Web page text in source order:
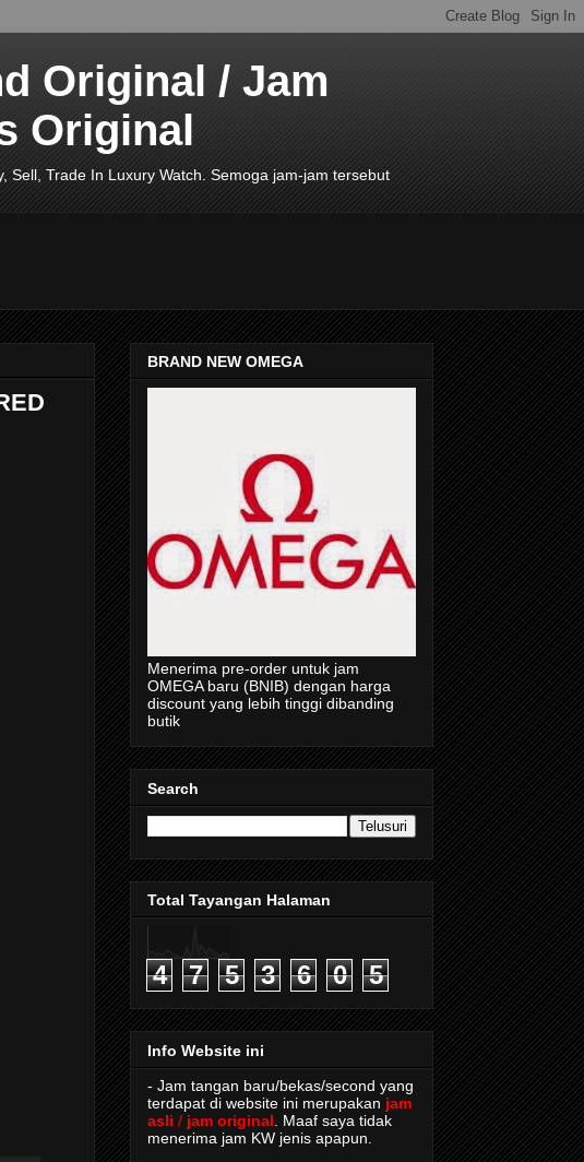
Original / Jam
Original
Trade In Luxury Watch. Semoga jam-jam tersebut
BRAND NEW OMEGA
Menerima pre-order untuk jam
OMEGA baru (BNIB) dengan harga
discount yang lebih tinggi dibanding
butik
Search
Total Tayangan Halaman
4 7 5 3 6 0 5
Info Website ini
- Jam tangan baru/bekas/second yang
terdapat di website ini merupakan jam
asli / jam original . Maaf saya tidak
menerima jam KW jenis apapun.